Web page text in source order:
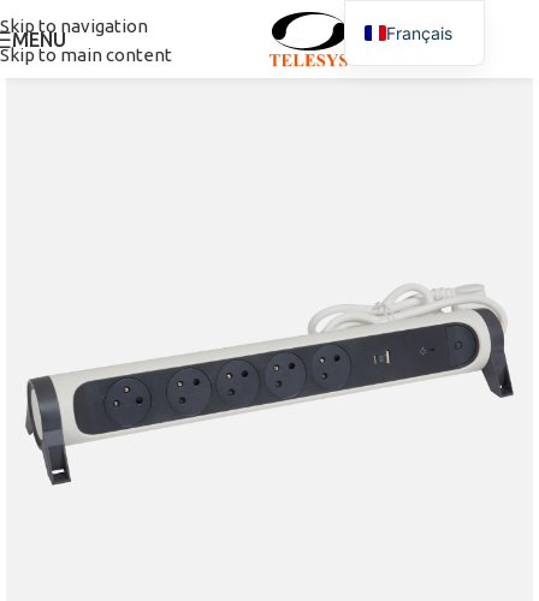
Skip to navigation
Skip to main content
MENU Français